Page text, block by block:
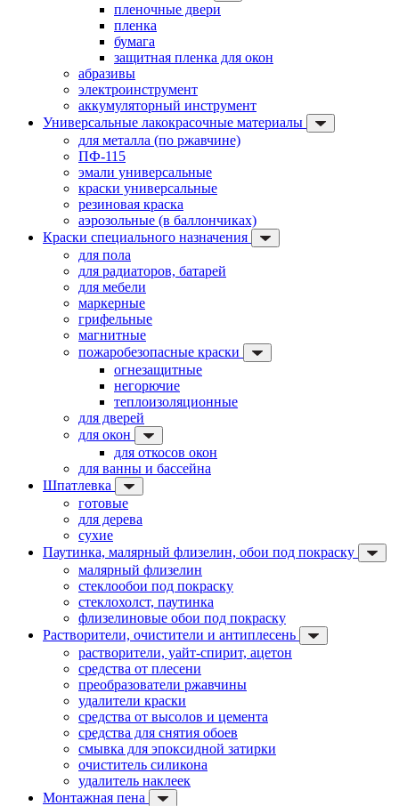
пленочные двери
пленка
бумага
защитная пленка для окон
абразивы
электроинструмент
аккумуляторный инструмент
Универсальные лакокрасочные материалы
для металла (по ржавчине)
ПФ-115
эмали универсальные
краски универсальные
резиновая краска
аэрозольные (в баллончиках)
Краски специального назначения
для пола
для радиаторов, батарей
для мебели
маркерные
грифельные
магнитные
пожаробезопасные краски
огнезащитные
негорючие
теплоизоляционные
для дверей
для окон
для откосов окон
для ванны и бассейна
Шпатлевка
готовые
для дерева
сухие
Паутинка, малярный флизелин, обои под покраску
малярный флизелин
стеклообои под покраску
стеклохолст, паутинка
флизелиновые обои под покраску
Растворители, очистители и антиплесень
растворители, уайт-спирит, ацетон
средства от плесени
преобразователи ржавчины
удалители краски
средства от высолов и цемента
средства для снятия обоев
смывка для эпоксидной затирки
очиститель силикона
удалитель наклеек
Монтажная пена